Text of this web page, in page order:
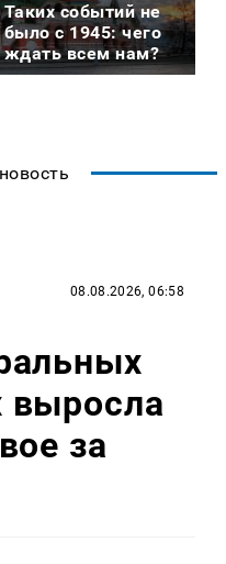
Таких событий не
было с 1945: чего
ждать всем нам?
08.08.2026, 06:58
выросла
за